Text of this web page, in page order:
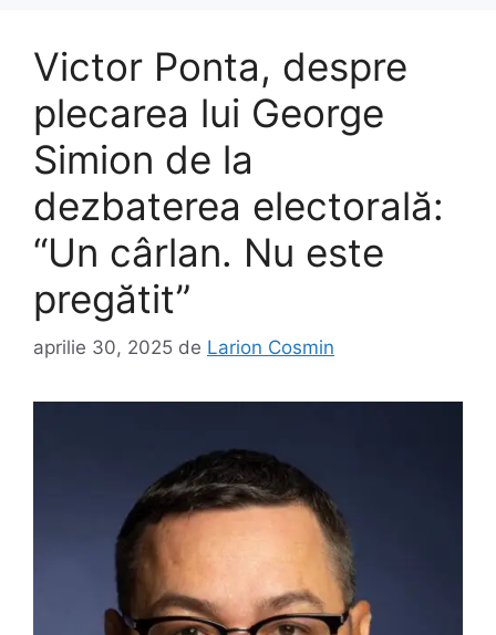
Victor Ponta, despre
plecarea lui George
Simion de la
dezbaterea electorală:
“Un cârlan. Nu este
pregătit”
aprilie 30, 2025 de Larion Cosmin